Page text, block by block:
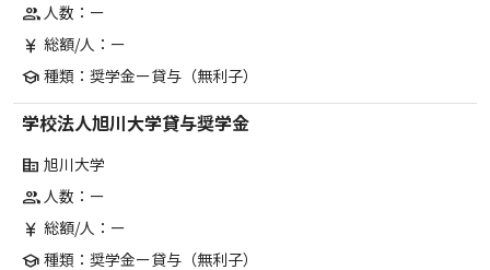
group人数：ー
currency_yen 総額/人：ー
school 種類：奨学金ー貸与（無利子）
学校法人旭川大学貸与奨学金
corporate_fare 旭川大学
group人数：ー
currency_yen 総額/人：ー
school 種類：奨学金ー貸与（無利子）